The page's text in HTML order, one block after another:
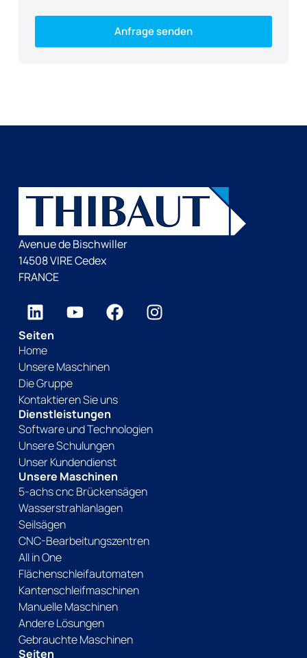
Avenue de Bischwiller
14508 VIRE Cedex
FRANCE
Seiten
Home
Unsere Maschinen
Die Gruppe
Kontaktieren Sie uns
Dienstleistungen
Software und Technologien
Unsere Schulungen
Unser Kundendienst
Unsere Maschinen
5-achs cnc Brückensägen
Wasserstrahlanlagen
Seilsägen
CNC-Bearbeitungszentren
All in One
Flächenschleifautomaten
Kantenschleifmaschinen
Manuelle Maschinen
Andere Lösungen
Gebrauchte Maschinen
Seiten